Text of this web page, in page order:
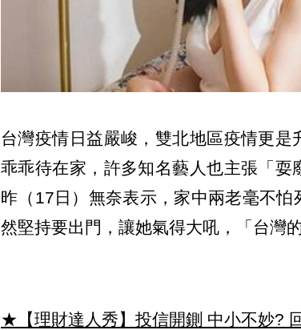
台灣疫情日益嚴峻，雙北地區疫情更是
乖乖待在家，許多知名藝人也主張「耍
昨（17日）無奈表示，家中兩老毫不
然堅持要出門，讓她氣得大吼，「台灣
★【理財達人秀】投信開鍘 中小不妙?